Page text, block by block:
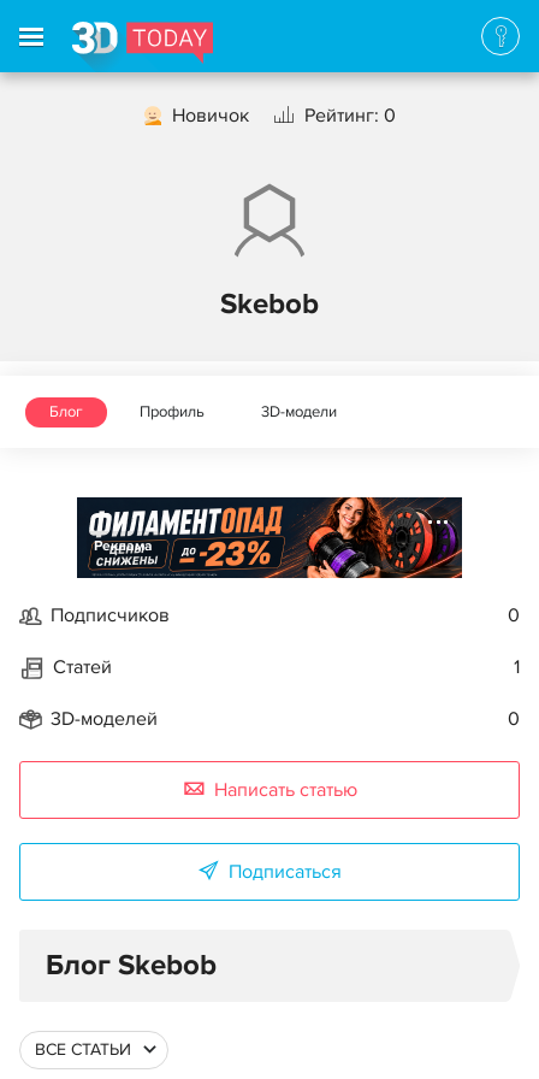
Новичок Рейтинг: 0
Skebob
Блог Профиль 3D-модели
Реклама
Подписчиков 0
Статей 1
3D-моделей 0
Написать статью
Подписаться
Блог Skebob
ВСЕ СТАТЬИ